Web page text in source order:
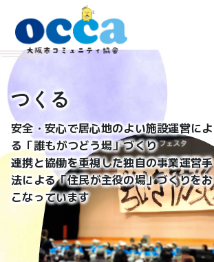
ン
ツ
へ
ス
プ
持続可能な
住民主体の
“コミュニティづくり”
をめざして
つくる
安全・安心で居心地のよい施設運営によ
る「誰もがつどう場」づくり
連携と協働を重視した独自の事業運営手
法による「住民が主役の場」づくりをお
こなっています
つながる つなげる